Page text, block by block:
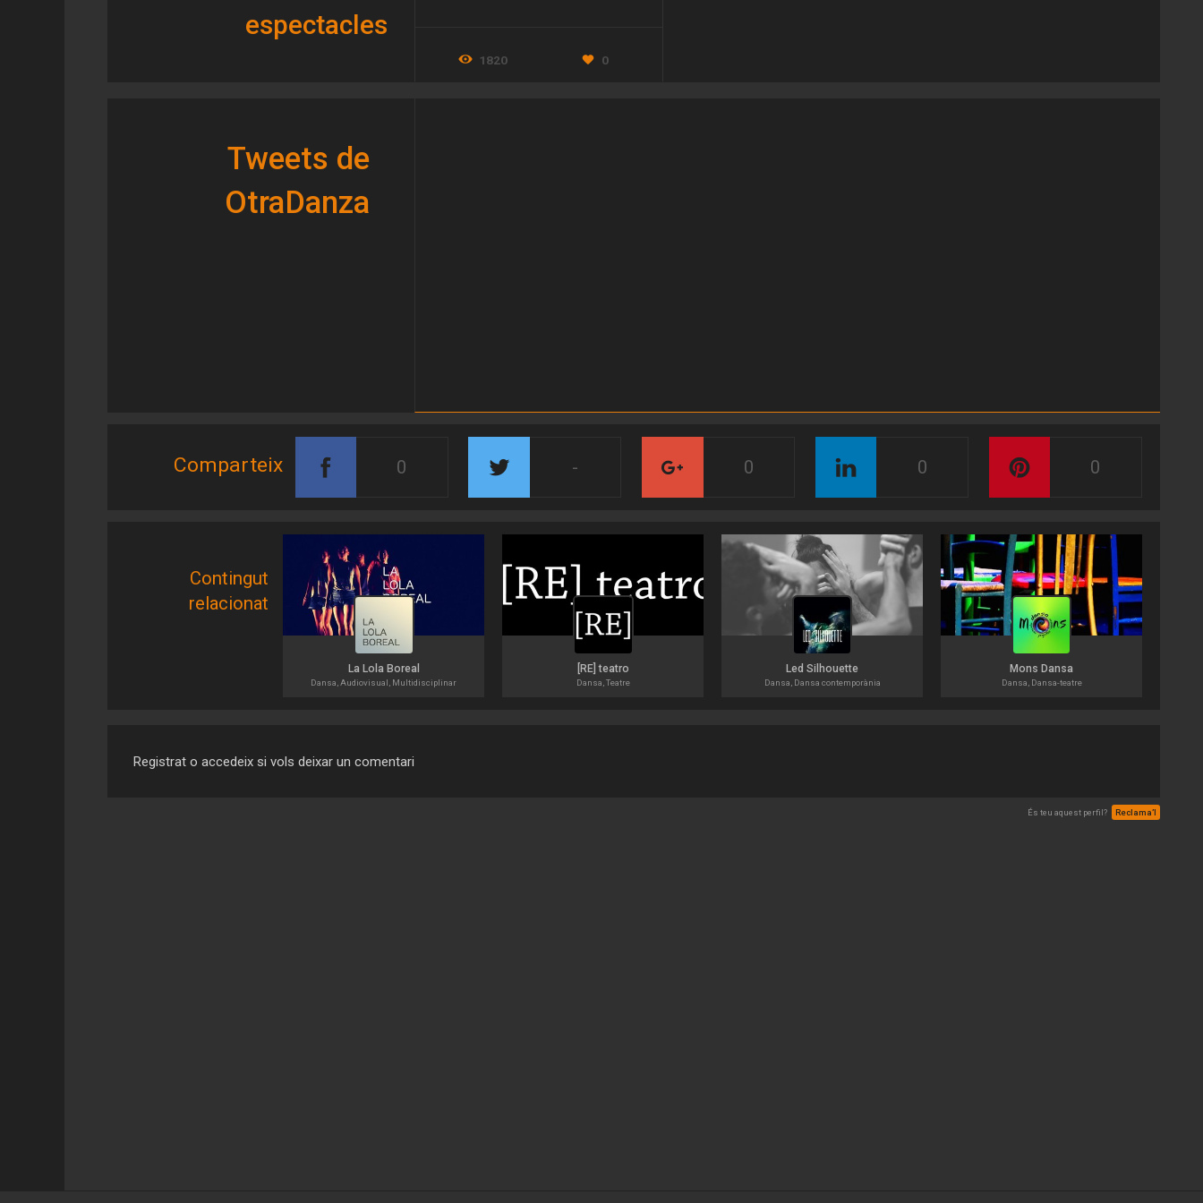
espectacles
1820 0
Tweets de
OtraDanza
Comparteix 0 - 0 0 0
Contingut
relacionat
La Lola Boreal
Dansa, Audiovisual, Multidisciplinar
[RE] teatro
Dansa, Teatre
Led Silhouette
Dansa, Dansa contemporània
Mons Dansa
Dansa, Dansa-teatre
Registrat o accedeix si vols deixar un comentari
És teu aquest perfil? Reclama’l